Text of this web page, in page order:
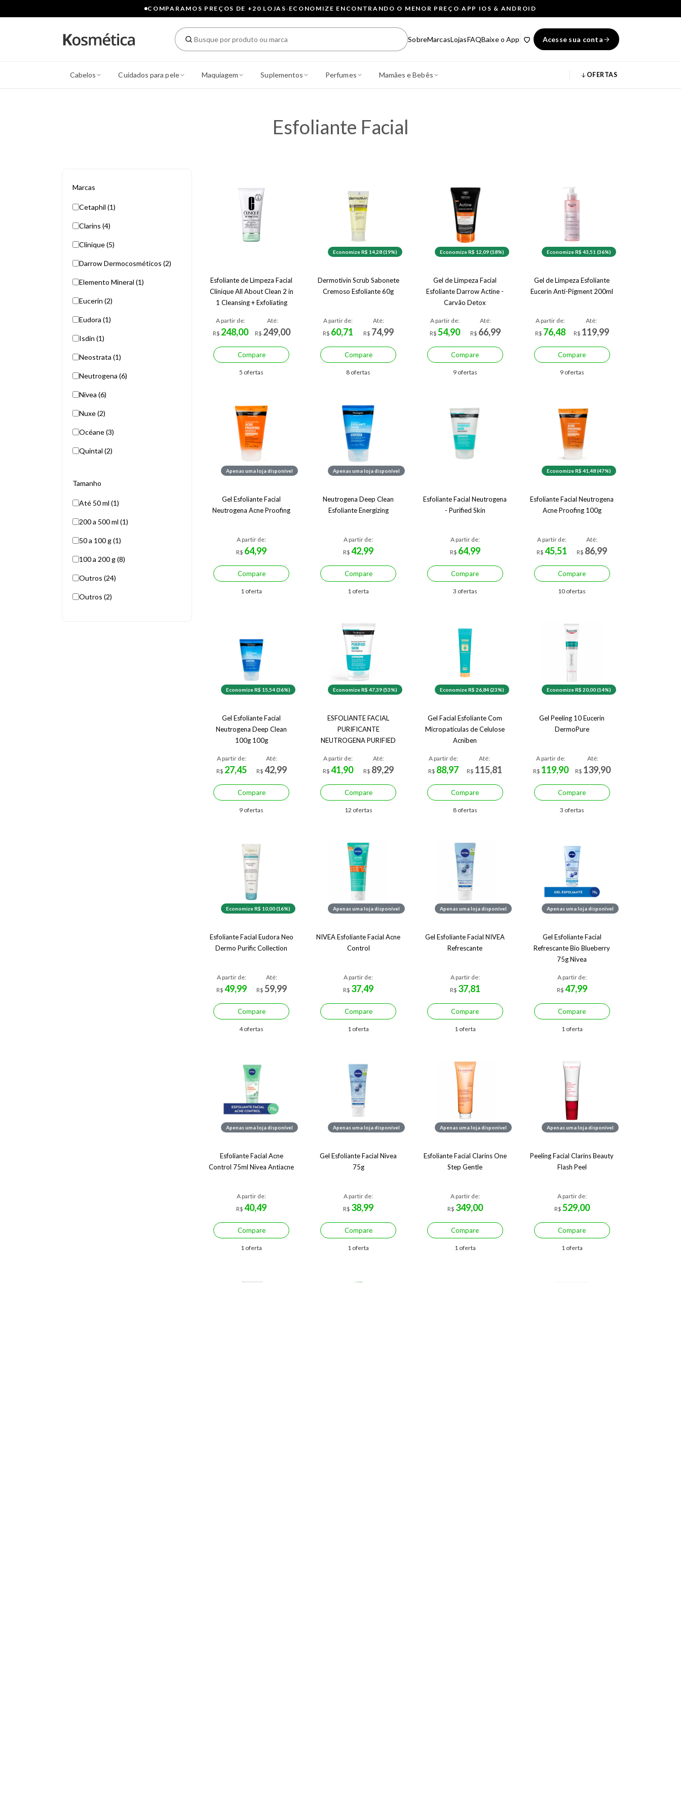
COMPARAMOS PREÇOS DE +20 LOJAS· ECONOMIZE ENCONTRANDO O MENOR PREÇO·APP IOS & ANDROID
SobreMarcasLojasFAQBaixe o App Acesse sua conta
Cabelos Cuidados para pele Maquiagem Suplementos Perfumes Mamães e Bebês OFERTAS
Esfoliante Facial
Marcas
Cetaphil (1)
Clarins (4)
Clinique (5)
Darrow Dermocosméticos (2)
Elemento Mineral (1)
Eucerin (2)
Eudora (1)
Isdin (1)
Neostrata (1)
Neutrogena (6)
Nivea (6)
Nuxe (2)
Océane (3)
Quintal (2)
Tamanho
Até 50 ml (1)
200 a 500 ml (1)
50 a 100 g (1)
100 a 200 g (8)
Outros (24)
Outros (2)
Esfoliante de Limpeza Facial
Clinique All About Clean 2 in
1 Cleansing + Exfoliating
A partir de:
R$ 248,00
Até:
R$ 249,00
Compare
5 ofertas
Economize R$ 14,28 (19%)
Dermotivin Scrub Sabonete
Cremoso Esfoliante 60g
A partir de:
R$ 60,71
Até:
R$ 74,99
Compare
8 ofertas
Economize R$ 12,09 (18%)
Gel de Limpeza Facial
Esfoliante Darrow Actine -
Carvão Detox
A partir de:
R$54,90
Até:
R$ 66,99
Compare
9 ofertas
Economize R$ 43,51 (36%)
Gel de Limpeza Esfoliante
Eucerin Anti-Pigment 200ml
A partir de:
R$ 76,48
Até:
R$ 119,99
Compare
9 ofertas
Apenas uma loja disponível
Gel Esfoliante Facial
Neutrogena Acne Proofing
A partir de:
R$ 64,99
Compare
1 oferta
Apenas uma loja disponível
Neutrogena Deep Clean
Esfoliante Energizing
A partir de:
R$42,99
Compare
1 oferta
Esfoliante Facial Neutrogena
- Purified Skin
A partir de:
R$ 64,99
Compare
3 ofertas
Economize R$ 41,48 (47%)
Esfoliante Facial Neutrogena
Acne Proofing 100g
A partir de:
R$ 45,51
Até:
R$ 86,99
Compare
10 ofertas
Economize R$ 15,54 (36%)
Gel Esfoliante Facial
Neutrogena Deep Clean
100g 100g
A partir de:
R$ 27,45
Até:
R$42,99
Compare
9 ofertas
Economize R$ 47,39 (53%)
ESFOLIANTE FACIAL
PURIFICANTE
NEUTROGENA PURIFIED
A partir de:
R$41,90
Até:
R$ 89,29
Compare
12 ofertas
Economize R$ 26,84 (23%)
Gel Facial Esfoliante Com
Micropatículas de Celulose
Acniben
A partir de:
R$ 88,97
Até:
R$ 115,81
Compare
8 ofertas
Economize R$ 20,00 (14%)
Gel Peeling 10 Eucerin
DermoPure
A partir de:
R$ 119,90
Até:
R$ 139,90
Compare
3 ofertas
Economize R$ 10,00 (16%)
Esfoliante Facial Eudora Neo
Dermo Purific Collection
A partir de:
R$ 49,99
Até:
R$59,99
Compare
4 ofertas
Apenas uma loja disponível
NIVEA Esfoliante Facial Acne
Control
A partir de:
R$ 37,49
Compare
1 oferta
Apenas uma loja disponível
Gel Esfoliante Facial NIVEA
Refrescante
A partir de:
R$ 37,81
Compare
1 oferta
Apenas uma loja disponível
Gel Esfoliante Facial
Refrescante Bio Blueberry
75g Nivea
A partir de:
R$ 47,99
Compare
1 oferta
Apenas uma loja disponível
Esfoliante Facial Acne
Control 75ml Nivea Antiacne
A partir de:
R$40,49
Compare
1 oferta
Apenas uma loja disponível
Gel Esfoliante Facial Nivea
75g
A partir de:
R$ 38,99
Compare
1 oferta
Apenas uma loja disponível
Esfoliante Facial Clarins One
Step Gentle
A partir de:
R$ 349,00
Compare
1 oferta
Apenas uma loja disponível
Peeling Facial Clarins Beauty
Flash Peel
A partir de:
R$ 529,00
Compare
1 oferta